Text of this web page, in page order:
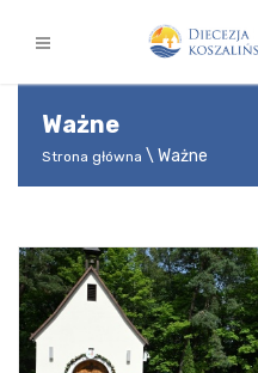
Ważne
Strona główna Ważne